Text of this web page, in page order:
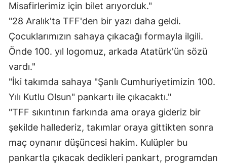
Misafirlerimiz için bilet arıyorduk."
"28 Aralık'ta TFF'den bir yazı daha geldi.
Çocuklarımızın sahaya çıkacağı formayla ilgili.
Önde 100. yıl logomuz, arkada Atatürk'ün sözü
vardı."
"İki takımda sahaya "Şanlı Cumhuriyetimizin 100.
Yılı Kutlu Olsun" pankartı ile çıkacaktı."
"TFF sıkıntının farkında ama oraya gideriz bir
şekilde hallederiz, takımlar oraya gittikten sonra
maç oynanır düşüncesi hakim. Kulüpler bu
pankartla çıkacak dedikleri pankart, programdan